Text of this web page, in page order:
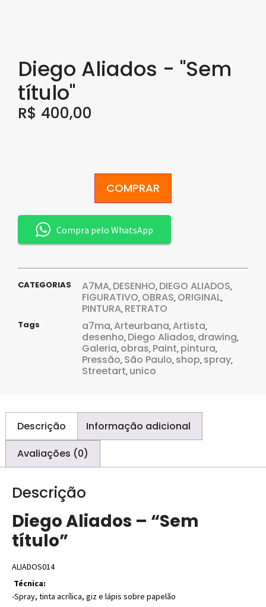
Diego Aliados - "Sem
título"
R$ 400,00
COMPRAR
Compra pelo WhatsApp
CATEGORIAS A7MA, DESENHO, DIEGO ALIADOS,
FIGURATIVO, OBRAS, ORIGINAL,
PINTURA, RETRATO
Tags a7ma,Arteurbana,Artista,
desenho, Diego Aliados, drawing,
Galeria, obras, Paint, pintura,
Pressão, São Paulo, shop, spray,
Streetart, unico
Descrição Informação adicional
Avaliações (0)
Descrição
Diego Aliados – “Sem
título”
ALIADOS014
Técnica:
-Spray, tinta acrílica, giz e lápis sobre papelão